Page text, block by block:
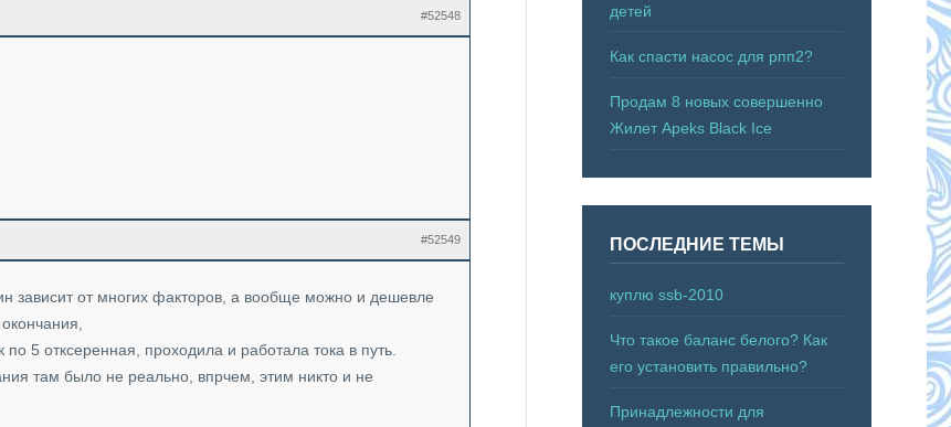
#52548
#52549
зависит от многих факторов, а вообще можно и дешевле
5 отксеренная, проходила и работала тока в путь.
там было не реально, впрчем, этим никто и не
детей
Как спасти насос для рпп2?
Продам 8 новых совершенно
Жилет Apeks Black Ice
ПОСЛЕДНИЕ ТЕМЫ
куплю ssb-2010
Что такое баланс белого? Как
его установить правильно?
Принадлежности для